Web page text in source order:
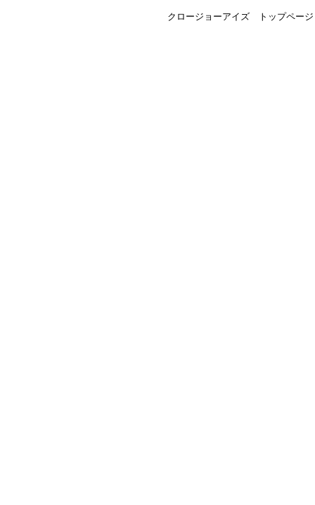
クロージョーアイズ トップページ